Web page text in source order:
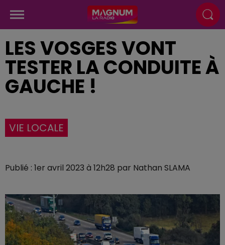
LES VOSGES VONT
TESTER LA CONDUITE À
GAUCHE !
VIE LOCALE
Publié : 1er avril 2023 à 12h28 par Nathan SLAMA